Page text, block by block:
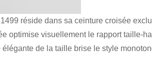
réside dans sa ceinture croisée
optimise visuellement le rapport taille-
de la taille brise le style